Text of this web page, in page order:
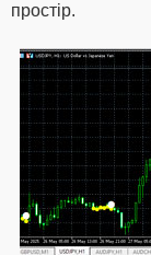
простір.